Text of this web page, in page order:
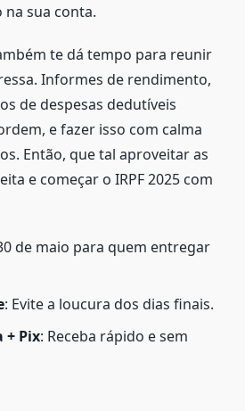
sua conta.
te dá tempo para reunir
Informes de rendimento,
de despesas dedutíveis
e fazer isso com calma
Então, que tal aproveitar as
e começar o IRPF 2025 com
de maio para quem entregar
: Evite a loucura dos dias finais.
+ Pix: Receba rápido e sem